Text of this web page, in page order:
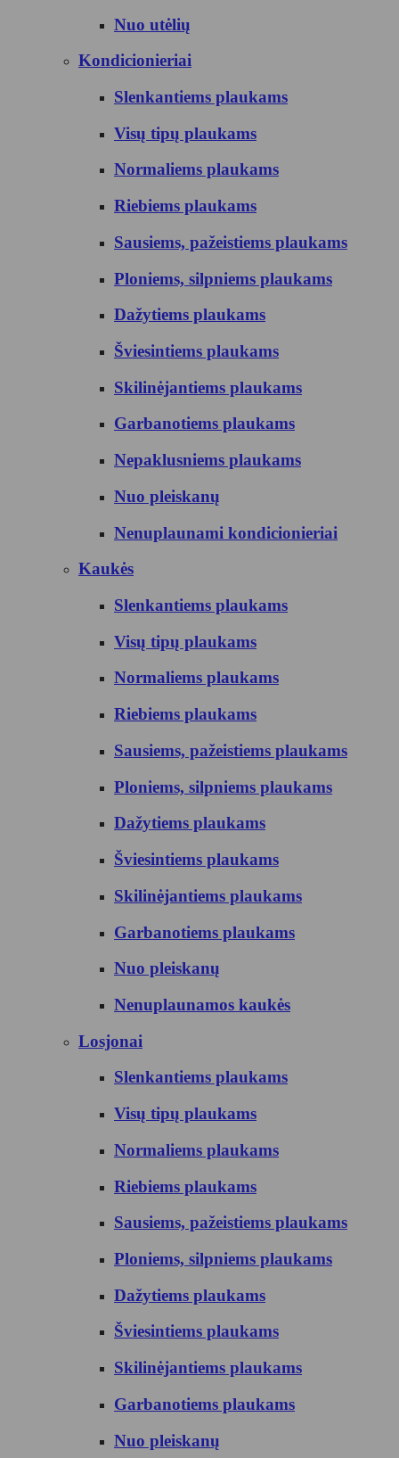
Nuo utėlių
Kondicionieriai
Slenkantiems plaukams
Visų tipų plaukams
Normaliems plaukams
Riebiems plaukams
Sausiems, pažeistiems plaukams
Ploniems, silpniems plaukams
Dažytiems plaukams
Šviesintiems plaukams
Skilinėjantiems plaukams
Garbanotiems plaukams
Nepaklusniems plaukams
Nuo pleiskanų
Nenuplaunami kondicionieriai
Kaukės
Slenkantiems plaukams
Visų tipų plaukams
Normaliems plaukams
Riebiems plaukams
Sausiems, pažeistiems plaukams
Ploniems, silpniems plaukams
Dažytiems plaukams
Šviesintiems plaukams
Skilinėjantiems plaukams
Garbanotiems plaukams
Nuo pleiskanų
Nenuplaunamos kaukės
Losjonai
Slenkantiems plaukams
Visų tipų plaukams
Normaliems plaukams
Riebiems plaukams
Sausiems, pažeistiems plaukams
Ploniems, silpniems plaukams
Dažytiems plaukams
Šviesintiems plaukams
Skilinėjantiems plaukams
Garbanotiems plaukams
Nuo pleiskanų